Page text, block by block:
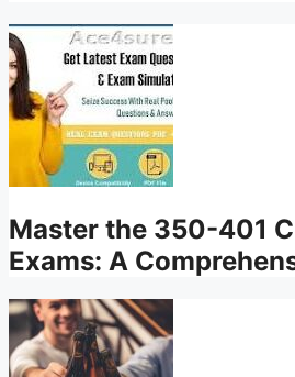
Master the 350-401
Exams: A